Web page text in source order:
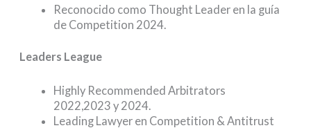
Reconocido como Thought Leader en la guía
de Competition 2024.
Leaders League
Highly Recommended Arbitrators
2022,2023 y 2024.
Leading Lawyer en Competition & Antitrust